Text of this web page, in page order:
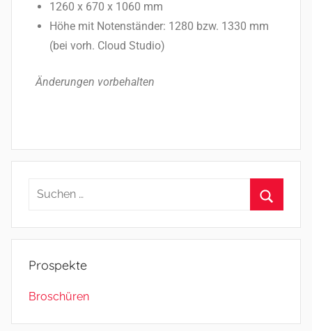
1260 x 670 x 1060 mm
Höhe mit Notenständer: 1280 bzw. 1330 mm
(bei vorh. Cloud Studio)
Änderungen vorbehalten
Prospekte
Broschüren